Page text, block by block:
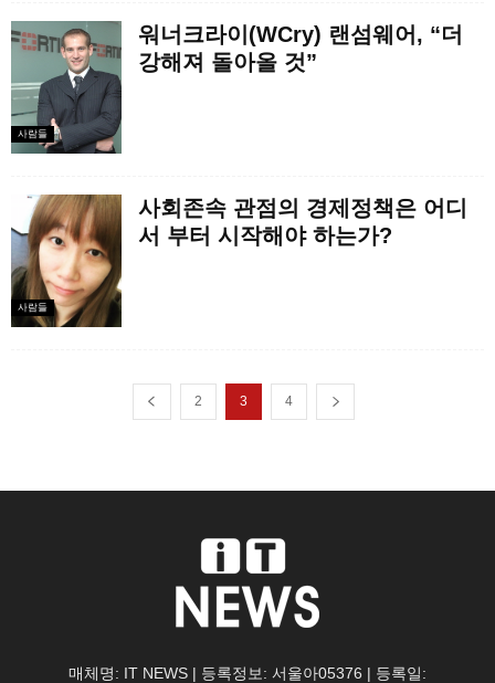
사람들
워너크라이(WCry) 랜섬웨어, “더
강해져 돌아올 것”
사람들
사회존속 관점의 경제정책은 어디
서 부터 시작해야 하는가?
2 3 4
매체명: IT NEWS | 등록정보: 서울아05376 | 등록일: